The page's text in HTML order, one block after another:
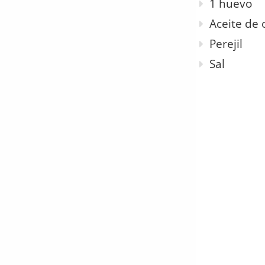
1 huevo
Aceite de
Perejil
Sal